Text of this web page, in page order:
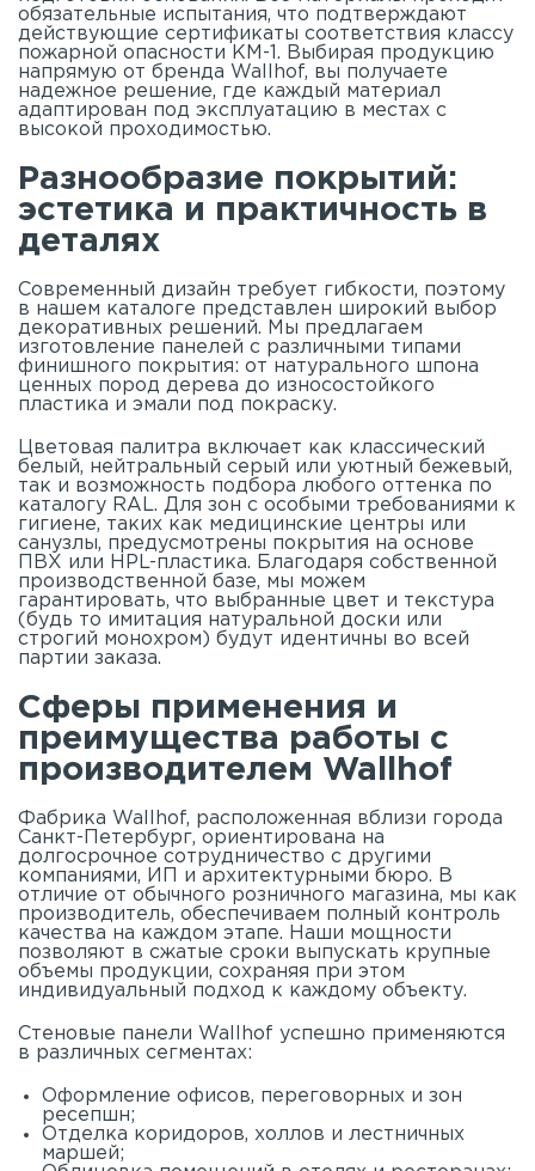
обязательные испытания, что подтверждают
действующие сертификаты соответствия классу
пожарной опасности КМ-1. Выбирая продукцию
напрямую от бренда Wallhof, вы получаете
надежное решение, где каждый материал
адаптирован под эксплуатацию в местах с
высокой проходимостью.
Разнообразие покрытий:
эстетика и практичность в
деталях
Современный дизайн требует гибкости, поэтому
в нашем каталоге представлен широкий выбор
декоративных решений. Мы предлагаем
изготовление панелей с различными типами
финишного покрытия: от натурального шпона
ценных пород дерева до износостойкого
пластика и эмали под покраску.
Цветовая палитра включает как классический
белый, нейтральный серый или уютный бежевый,
так и возможность подбора любого оттенка по
каталогу RAL. Для зон с особыми требованиями к
гигиене, таких как медицинские центры или
санузлы, предусмотрены покрытия на основе
ПВХ или HPL-пластика. Благодаря собственной
производственной базе, мы можем
гарантировать, что выбранные цвет и текстура
(будь то имитация натуральной доски или
строгий монохром) будут идентичны во всей
партии заказа.
Сферы применения и
преимущества работы с
производителем Wallhof
Фабрика Wallhof, расположенная вблизи города
Санкт-Петербург, ориентирована на
долгосрочное сотрудничество с другими
компаниями, ИП и архитектурными бюро. В
отличие от обычного розничного магазина, мы как
производитель, обеспечиваем полный контроль
качества на каждом этапе. Наши мощности
позволяют в сжатые сроки выпускать крупные
объемы продукции, сохраняя при этом
индивидуальный подход к каждому объекту.
Стеновые панели Wallhof успешно применяются
в различных сегментах:
Оформление офисов, переговорных и зон
ресепшн;
Отделка коридоров, холлов и лестничных
маршей;